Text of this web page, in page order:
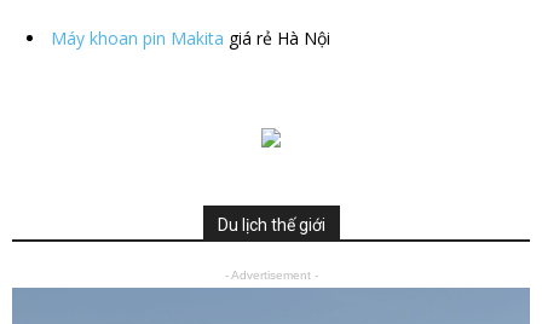
Máy khoan pin Makita giá rẻ Hà Nội
Du lịch thế giới
- Advertisement -